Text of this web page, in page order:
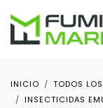
INICIO TODOS
INSECTICIDAS